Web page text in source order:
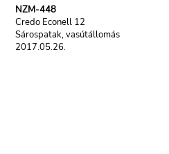
NZM-448
Credo Econell 12
Sárospatak, vasútállomás
2017.05.26.